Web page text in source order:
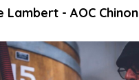
Lambert - AOC Chinon